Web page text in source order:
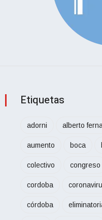
Etiquetas
adorni alberto
aumento boca
colectivo congreso
cordoba
córdoba